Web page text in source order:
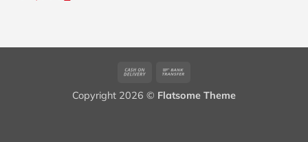
Cash
Delivery
Copyright 2026 © Flatsome Theme